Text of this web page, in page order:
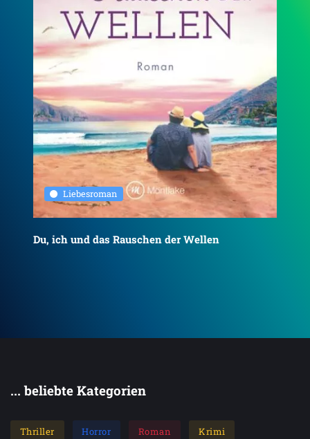
Liebesroman
Du, ich und das Rauschen der Wellen
... beliebte Kategorien
Thriller Horror Roman Krimi